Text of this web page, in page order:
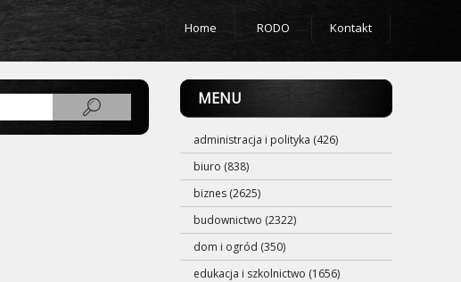
Home RODO Kontakt
MENU
administracja i polityka (426)
biuro (838)
biznes (2625)
budownictwo (2322)
dom i ogród (350)
edukacja i szkolnictwo (1656)